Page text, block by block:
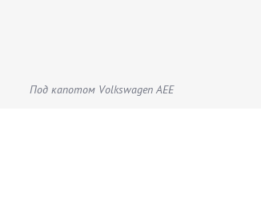
Под капотом Volkswagen AEE